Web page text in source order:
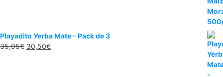
Playadito Yerba Mate - Pack de 3
35,95€ 30,50€